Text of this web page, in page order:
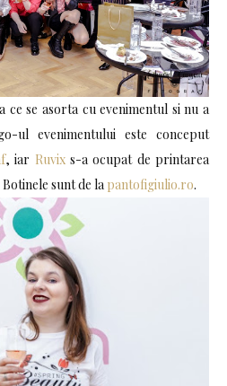
se asorta cu evenimentul si nu a
ul evenimentului este conceput
, iar Ruvixs-a ocupat de printarea
sunt de la pantofigiulio.ro.